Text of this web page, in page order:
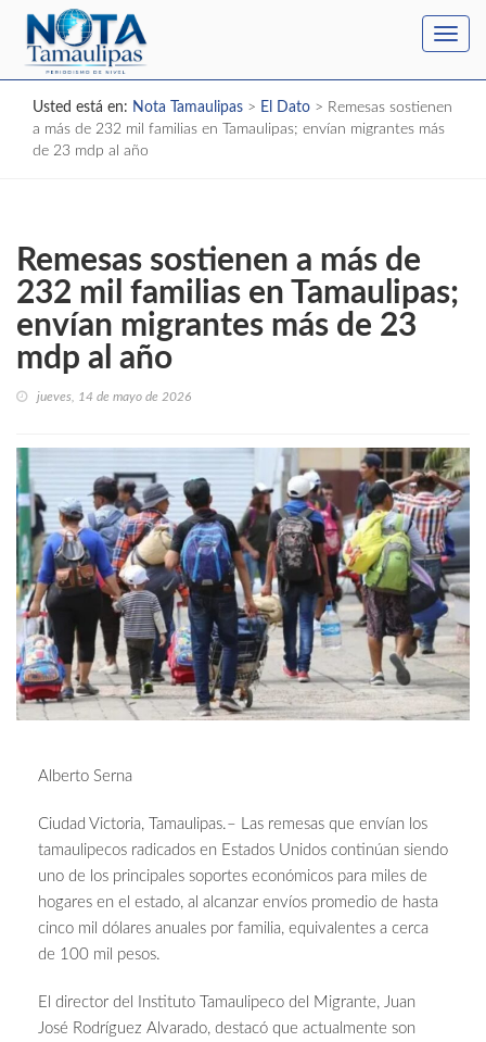
Usted está en: Nota Tamaulipas > El Dato > Remesas sostienen
a más de 232 mil familias en Tamaulipas; envían migrantes más
de 23 mdp al año
Remesas sostienen a más de
232 mil familias en Tamaulipas;
envían migrantes más de 23
mdp al año
jueves, 14 de mayo de 2026
Alberto Serna
Ciudad Victoria, Tamaulipas.– Las remesas que envían los
tamaulipecos radicados en Estados Unidos continúan siendo
uno de los principales soportes económicos para miles de
hogares en el estado, al alcanzar envíos promedio de hasta
cinco mil dólares anuales por familia, equivalentes a cerca
de 100 mil pesos.
El director del Instituto Tamaulipeco del Migrante, Juan
José Rodríguez Alvarado, destacó que actualmente son